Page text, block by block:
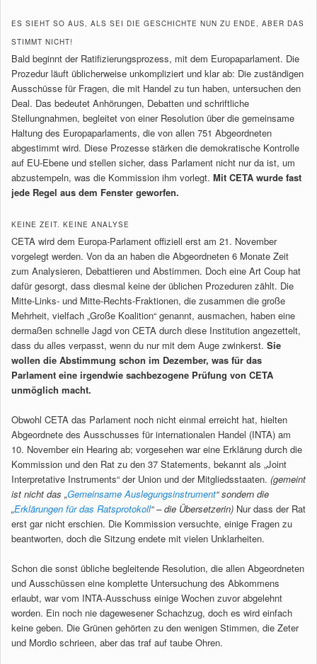
ES SIEHT SO AUS, ALS SEI DIE GESCHICHTE NUN ZU ENDE, ABER DAS
STIMMT NICHT!
Bald beginnt der Ratifizierungsprozess, mit dem Europaparlament. Die
Prozedur läuft üblicherweise unkompliziert und klar ab: Die zuständigen
Ausschüsse für Fragen, die mit Handel zu tun haben, untersuchen den
Deal. Das bedeutet Anhörungen, Debatten und schriftliche
Stellungnahmen, begleitet von einer Resolution über die gemeinsame
Haltung des Europaparlaments, die von allen 751 Abgeordneten
abgestimmt wird. Diese Prozesse stärken die demokratische Kontrolle
auf EU-Ebene und stellen sicher, dass Parlament nicht nur da ist, um
abzustempeln, was die Kommission ihm vorlegt. Mit CETA wurde fast
jede Regel aus dem Fenster geworfen.
KEINE ZEIT. KEINE ANALYSE
CETA wird dem Europa-Parlament offiziell erst am 21. November
vorgelegt werden. Von da an haben die Abgeordneten 6 Monate Zeit
zum Analysieren, Debattieren und Abstimmen. Doch eine Art Coup hat
dafür gesorgt, dass diesmal keine der üblichen Prozeduren zählt. Die
Mitte-Links- und Mitte-Rechts-Fraktionen, die zusammen die große
Mehrheit, vielfach „Große Koalition“ genannt, ausmachen, haben eine
dermaßen schnelle Jagd von CETA durch diese Institution angezettelt,
dass du alles verpasst, wenn du nur mit dem Auge zwinkerst. Sie
wollen die Abstimmung schon im Dezember, was für das
Parlament eine irgendwie sachbezogene Prüfung von CETA
unmöglich macht.
Obwohl CETA das Parlament noch nicht einmal erreicht hat, hielten
Abgeordnete des Ausschusses für internationalen Handel (INTA) am
10. November ein Hearing ab; vorgesehen war eine Erklärung durch die
Kommission und den Rat zu den 37 Statements, bekannt als „Joint
Interpretative Instruments“ der Union und der Mitgliedsstaaten. (gemeint
ist nicht das „Gemeinsame Auslegungsinstrument“ sondern die
„Erklärungen für das Ratsprotokoll“ – die Übersetzerin) Nur dass der Rat
erst gar nicht erschien. Die Kommission versuchte, einige Fragen zu
beantworten, doch die Sitzung endete mit vielen Unklarheiten.
Schon die sonst übliche begleitende Resolution, die allen Abgeordneten
und Ausschüssen eine komplette Untersuchung des Abkommens
erlaubt, war vom INTA-Ausschuss einige Wochen zuvor abgelehnt
worden. Ein noch nie dagewesener Schachzug, doch es wird einfach
keine geben. Die Grünen gehörten zu den wenigen Stimmen, die Zeter
und Mordio schrieen, aber das traf auf taube Ohren.